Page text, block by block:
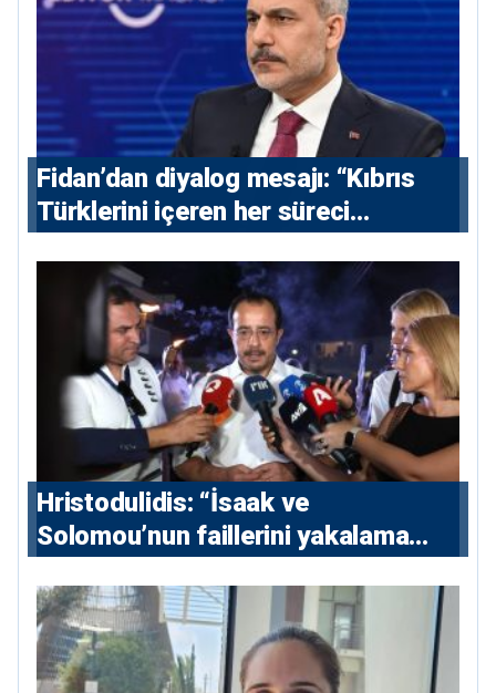
Fidan’dan diyalog mesajı: “Kıbrıs
Türklerini içeren her süreci
Hristodulidis: “İsaak ve
Solomou’nun faillerini yakalama
ve 5 uluslararası tutuklama emri
çıkarıldı”